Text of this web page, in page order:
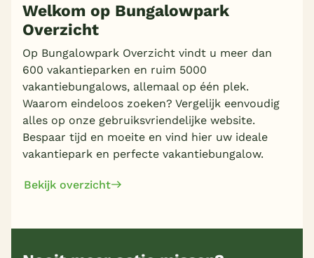
Welkom op Bungalowpark
Overzicht
Op Bungalowpark Overzicht vindt u meer dan
600 vakantieparken en ruim 5000
vakantiebungalows, allemaal op één plek.
Waarom eindeloos zoeken? Vergelijk eenvoudig
alles op onze gebruiksvriendelijke website.
Bespaar tijd en moeite en vind hier uw ideale
vakantiepark en perfecte vakantiebungalow.
Bekijk overzicht